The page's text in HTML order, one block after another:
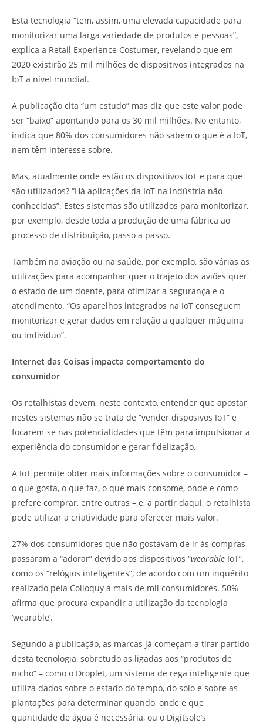
Esta tecnologia “tem, assim, uma elevada capacidade para
monitorizar uma larga variedade de produtos e pessoas”,
explica a Retail Experience Costumer, revelando que em
2020 existirão 25 mil milhões de dispositivos integrados na
IoT a nível mundial.
A publicação cita “um estudo” mas diz que este valor pode
ser “baixo” apontando para os 30 mil milhões. No entanto,
indica que 80% dos consumidores não sabem o que é a IoT,
nem têm interesse sobre.
Mas, atualmente onde estão os dispositivos IoT e para que
são utilizados? “Há aplicações da IoT na indústria não
conhecidas”. Estes sistemas são utilizados para monitorizar,
por exemplo, desde toda a produção de uma fábrica ao
processo de distribuição, passo a passo.
Também na aviação ou na saúde, por exemplo, são várias as
utilizações para acompanhar quer o trajeto dos aviões quer
o estado de um doente, para otimizar a segurança e o
atendimento. “Os aparelhos integrados na IoT conseguem
monitorizar e gerar dados em relação a qualquer máquina
ou indivíduo”.
Internet das Coisas impacta comportamento do
consumidor
Os retalhistas devem, neste contexto, entender que apostar
nestes sistemas não se trata de “vender disposivos IoT” e
focarem-se nas potencialidades que têm para impulsionar a
experiência do consumidor e gerar fidelização.
A IoT permite obter mais informações sobre o consumidor –
o que gosta, o que faz, o que mais consome, onde e como
prefere comprar, entre outras – e, a partir daqui, o retalhista
pode utilizar a criatividade para oferecer mais valor.
27% dos consumidores que não gostavam de ir às compras
passaram a “adorar” devido aos dispositivos “wearable IoT”,
como os “relógios inteligentes”, de acordo com um inquérito
realizado pela Colloquy a mais de mil consumidores. 50%
afirma que procura expandir a utilização da tecnologia
‘wearable’.
Segundo a publicação, as marcas já começam a tirar partido
desta tecnologia, sobretudo as ligadas aos “produtos de
nicho” – como o Droplet, um sistema de rega inteligente que
utiliza dados sobre o estado do tempo, do solo e sobre as
plantações para determinar quando, onde e que
quantidade de água é necessária, ou o Digitsole’s